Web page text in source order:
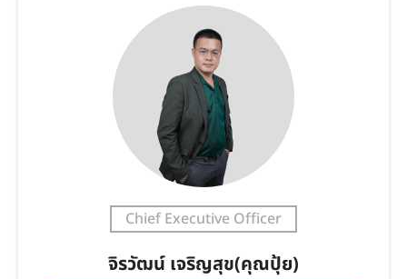
Chief Executive Officer
จิรวัฒน์ เจริญสุข(คุณปุ้ย)